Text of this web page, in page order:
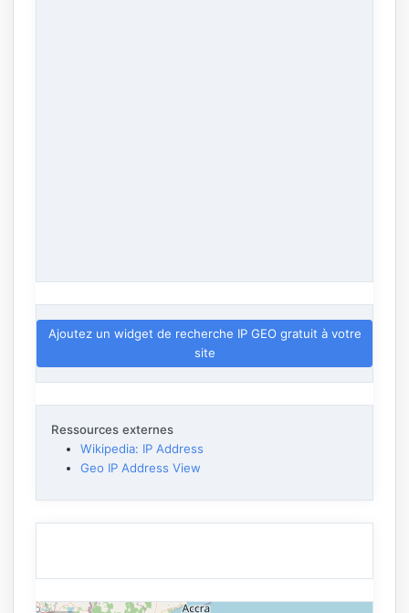
Ajoutez un widget de recherche IP GEO gratuit à votre
site
Ressources externes
Wikipedia: IP Address
Geo IP Address View